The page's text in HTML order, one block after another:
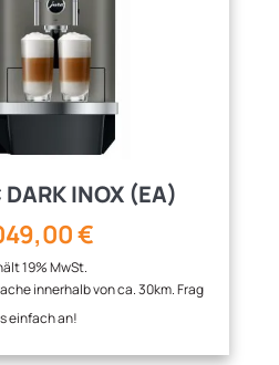
INOX (EA)
€
19% MwSt.
innerhalb von ca. 30km. Frag
einfach an!